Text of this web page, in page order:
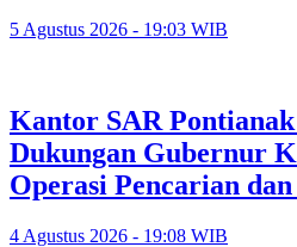
5 Agustus 2026 - 19:03 WIB
Kantor SAR
Dukungan Gubernur
Operasi Pencarian
4 Agustus 2026 - 19:08 WIB